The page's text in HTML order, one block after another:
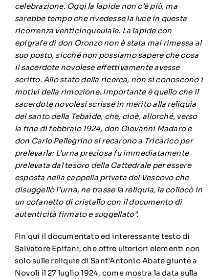
celebrazione. Oggi la lapide non c’è più, ma
sarebbe tempo che rivedesse la luce in questa
ricorrenza venticinqueuiale. La lapide con
epigrafe di don Oronzo non è stata mai rimessa al
suo posto, sicché non possiamo sapere che cosa
il sacerdote novolese effettivamente avesse
scritto. Allo stato della ricerca, non si conoscono i
motivi della rimozione. Importante è quello che il
sacerdote novolesi scrisse in merito alla reliquia
del santo della Tebaide, che, cioè, allorché, verso
la fine di febbraio 1924, don Giovanni Madaro e
don Carlo Pellegrino si recarono a Tricarico per
prelevarla: L’urna preziosa fu immediatamente
prelevata dal tesoro della Cattedrale per essere
esposta nella cappella privata del Vescovo che
disuggellò l’urna, ne trasse la reliquia, la collocò in
un cofanetto di cristallo con il documento di
autenticità firmato e suggellato”.
Fin qui il documentato ed interessante testo di
Salvatore Epifani, che offre ulteriori elementi non
solo sulle reliquie di Sant’Antonio Abate giunte a
Novoli il 27 luglio 1924, come mostra la data sulla